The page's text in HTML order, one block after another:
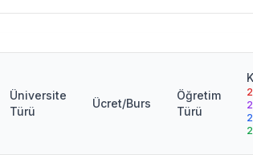
Üniversite
Türü
Ücret/Burs
Öğretim
Türü